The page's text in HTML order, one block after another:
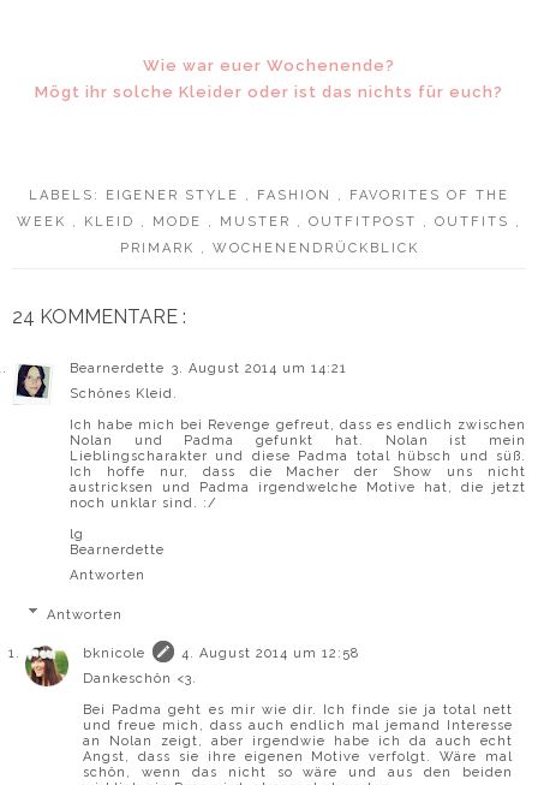
Wie war euer Wochenende?
Mögt ihr solche Kleider oder ist das nichts für euch?
LABELS: EIGENER STYLE , FASHION ,
FAVORITES OF THE
WEEK , KLEID , MODE , MUSTER , OUTFITPOST , OUTFITS ,
PRIMARK
, WOCHENENDRÜCKBLICK
24 KOMMENTARE :
Bearnerdette 3. August 2014 um 14:21
Schönes Kleid.
Ich habe mich bei Revenge gefreut, dass es endlich zwischen
Nolan und Padma gefunkt hat. Nolan ist mein
Lieblingscharakter und diese Padma total hübsch und süß.
Ich hoffe nur, dass die Macher der Show uns nicht
austricksen und Padma irgendwelche Motive hat, die jetzt
noch unklar sind. :/
lg
Bearnerdette
Antworten
Antworten
bknicole
4. August 2014 um 12:58
Dankeschön <3.
Bei Padma geht es mir wie dir. Ich finde sie ja total nett
und freue mich, dass auch endlich mal jemand Interesse
an Nolan zeigt, aber irgendwie habe ich da auch echt
Angst, dass sie ihre eigenen Motive verfolgt. Wäre mal
schön, wenn das nicht so wäre und aus den beiden